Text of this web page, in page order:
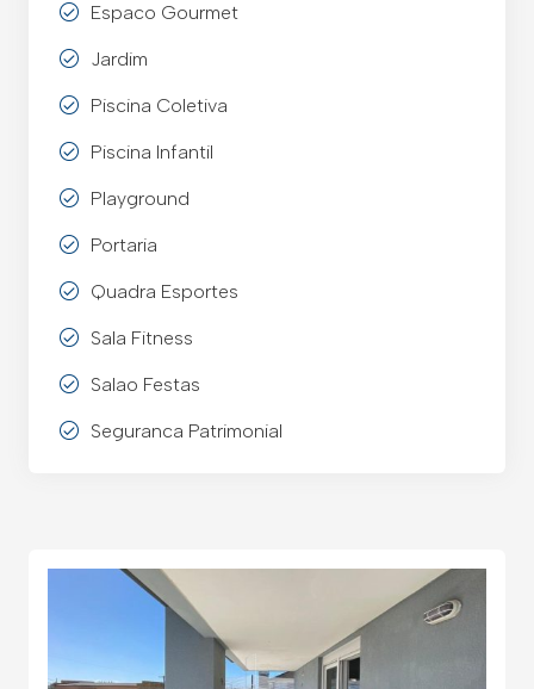
Espaco Gourmet
Jardim
Piscina Coletiva
Piscina Infantil
Playground
Portaria
Quadra Esportes
Sala Fitness
Salao Festas
Seguranca Patrimonial